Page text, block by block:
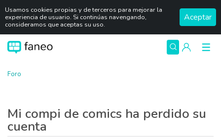
Usamos cookies propias y de terceros para mejorar la
experiencia de usuario. Si continúas navengando,
consideramos que aceptas su uso.
Aceptar
Foro
Mi compi de comics ha perdido su
cuenta